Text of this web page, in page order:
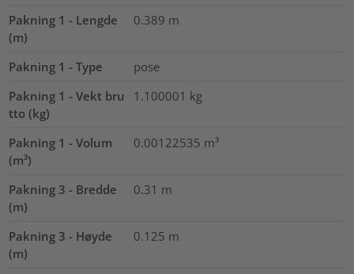
Pakning 1 - Lengde
(m)
0.389 m
Pakning 1 - Type
pose
Pakning 1 - Vekt bru
tto (kg)
1.100001 kg
Pakning 1 - Volum
(m³)
0.00122535 m³
Pakning 3 - Bredde
(m)
0.31 m
Pakning 3 - Høyde
(m)
0.125 m